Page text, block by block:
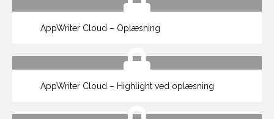
AppWriter Cloud – Oplæsning
AppWriter Cloud – Highlight ved oplæsning